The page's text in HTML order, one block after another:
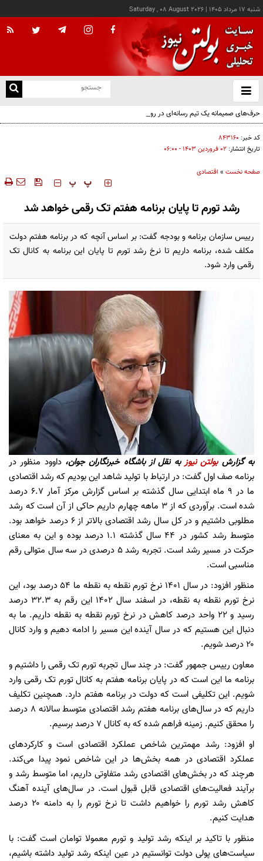
شنبه ۱۷ مرداد ۱۴۰۵ |
Saturday , 08 August 2026
باز
و
حرف‌های صمیمانه یک تیم رسانه‌ای در روز خبرنگار؛ از سختی‌های کار، ندیده‌شدن زحمات و
ماندن پای مردم
کد خبر: ۸۴۳۱۶۰
تاریخ انتشار: ۰۲ فروردين ۱۴۰۳ - ۰۶:۰۰
صفحه نخست » اقتصادی
‍‍‍ پ پ
رشد تورم تا پایان برنامه هفتم تک رقمی خواهد شد
رییس سازمان برنامه و بودجه گفت: بر اساس آنچه که در برنامه هفتم دولت
مکلف شده، برنامه داریم تا نرخ رشد تورم تا پایان این برنامه به کانال تک
رقمی وارد شود.
به گزارشبولتن نیوزبه نقل از باشگاه خبرنگاران جوان،داوود منظور در
برنامه صف اول گفت: در ارتباط با تولید شاهد این بودیم که رشد اقتصادی
ما در ۹ ماه ابتدایی سال گذشته بر اساس گزارش مرکز آمار ۶.۷ درصد
شده است. برآوردی که از ۳ ماهه چهارم داریم حاکی از آن است که رشد
مطلوبی داشتیم و در کل سال رشد اقتصادی بالاتر از ۶ درصد خواهد بود.
متوسط رشد کشور در ۴۴ سال گذشته ۱.۱ درصد بوده و این به معنای
حرکت در مسیر رشد است. تجربه رشد ۵ درصدی در سه سال متوالی رقم
مناسبی است.
منظور افزود: در سال ۱۴۰۱ نرخ تورم نقطه به نقطه ما ۵۴ درصد بود، این
نرخ تورم نقطه به نقطه، در اسفند سال ۱۴۰۲ این رقم به ۳۲.۳ درصد
رسید و ۲۲ واحد درصد کاهش در نرخ تورم نقطه به نقطه داریم. ما به
دنبال این هستیم که در سال آینده این مسیر را ادامه دهیم و وارد کانال
۲۰ درصد شویم.
معاون رییس جمهور گفت: در چند سال تجربه تورم تک رقمی را داشتیم و
برنامه ما این است که در پایان برنامه هفتم به کانال تورم تک رقمی وارد
شویم. این تکلیفی است که دولت در برنامه هفتم دارد. همچنین تکلیف
داریم که در سال‌های برنامه هفتم رشد اقتصادی متوسط سالانه ۸ درصد
را محقق کنیم. زمینه فراهم شده که به کانال ۷ درصد برسیم.
او افزود: رشد مهمترین شاخص عملکرد اقتصادی است و کارکرد‌های
عملکرد اقتصادی در همه بخش‌ها در این شاخص نمود پیدا می‌کند.
هرچند که در بخش‌های اقتصادی رشد متفاوتی داریم، اما متوسط رشد و
برآیند فعالیت‌های اقتصادی قابل قبول است. در سال‌های آینده آهنگ
کاهش رشد تورم را خواهیم داشت تا نرخ تورم را به دامنه ۲۰ درصد
هدایت کنیم.
منظور با تاکید بر اینکه رشد تولید و تورم معمولا توامان است گفت: با
سیاست‌های پولی دولت توانستیم در عین اینکه رشد تولید داشته باشیم،